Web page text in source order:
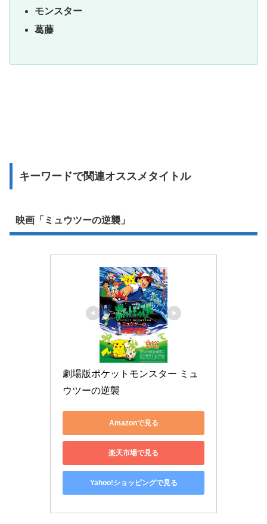
モンスター
葛藤
キーワードで関連オススメタイトル
映画「ミュウツーの逆襲」
劇場版ポケットモンスター ミュ
ウツーの逆襲
Amazonで見る
楽天市場で見る
Yahoo!ショッピングで見る